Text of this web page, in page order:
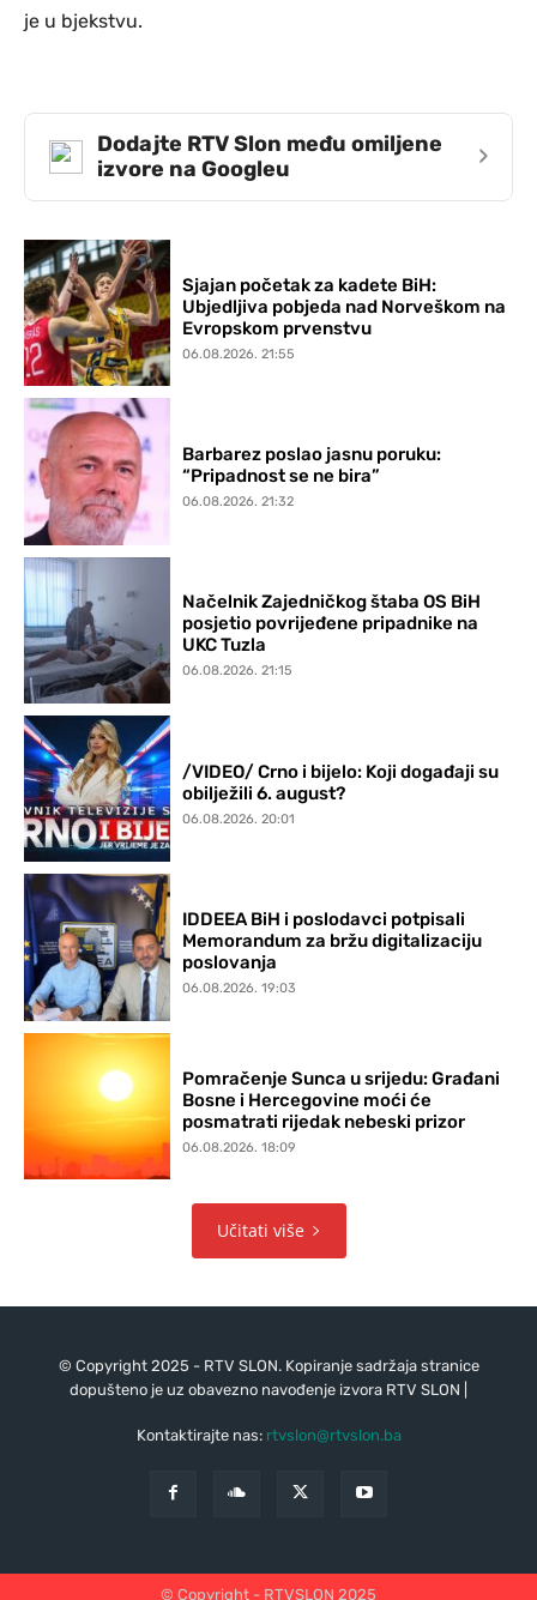
je u bjekstvu.
Dodajte RTV Slon među omiljene
izvore na Googleu
›
Sjajan početak za kadete BiH:
Ubjedljiva pobjeda nad Norveškom na
Evropskom prvenstvu
06.08.2026. 21:55
Barbarez poslao jasnu poruku:
“Pripadnost se ne bira”
06.08.2026. 21:32
Načelnik Zajedničkog štaba OS BiH
posjetio povrijeđene pripadnike na
UKC Tuzla
06.08.2026. 21:15
/VIDEO/ Crno i bijelo: Koji događaji su
obilježili 6. august?
06.08.2026. 20:01
IDDEEA BiH i poslodavci potpisali
Memorandum za bržu digitalizaciju
poslovanja
06.08.2026. 19:03
Pomračenje Sunca u srijedu: Građani
Bosne i Hercegovine moći će
posmatrati rijedak nebeski prizor
06.08.2026. 18:09
Učitati više
© Copyright 2025 - RTV SLON. Kopiranje sadržaja stranice
dopušteno je uz obavezno navođenje izvora RTV SLON |
Kontaktirajte nas: rtvslon@rtvslon.ba
© Copyright - RTVSLON 2025